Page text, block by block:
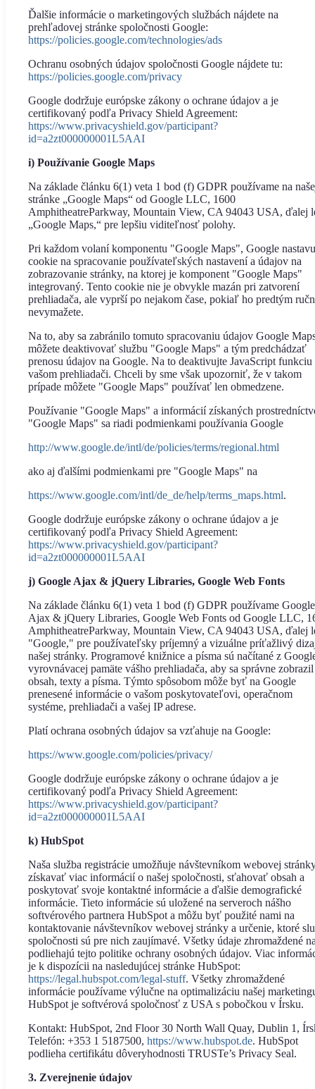
Ďalšie informácie o marketingových službách nájdete na
prehľadovej stránke spoločnosti Google:
https://policies.google.com/technologies/ads
Ochranu osobných údajov spoločnosti Google nájdete tu:
https://policies.google.com/privacy
Google dodržuje európske zákony o ochrane údajov a je
certifikovaný podľa Privacy Shield Agreement:
https://www.privacyshield.gov/participant?
id=a2zt000000001L5AAI
i) Používanie Google Maps
Na základe článku 6(1) veta 1 bod (f) GDPR používame na
stránke „Google Maps“ od Google LLC, 1600
AmphitheatreParkway, Mountain View, CA 94043 USA, ďalej
„Google Maps,“ pre lepšiu viditeľnosť polohy.
Pri každom volaní komponentu "Google Maps", Google
cookie na spracovanie používateľských nastavení a údajov na
zobrazovanie stránky, na ktorej je komponent "Google Maps"
integrovaný. Tento cookie nie je obvykle mazán pri zatvorení
prehliadača, ale vyprší po nejakom čase, pokiaľ ho predtým
nevymažete.
Na to, aby sa zabránilo tomuto spracovaniu údajov Google
môžete deaktivovať službu "Google Maps" a tým predchádzať
prenosu údajov na Google. Na to deaktivujte JavaScript funkciu
vašom prehliadači. Chceli by sme však upozorniť, že v takom
prípade môžete "Google Maps" používať len obmedzene.
Používanie "Google Maps" a informácií získaných
"Google Maps" sa riadi podmienkami používania Google
http://www.google.de/intl/de/policies/terms/regional.html
ako aj ďalšími podmienkami pre "Google Maps" na
https://www.google.com/intl/de_de/help/terms_maps.html.
Google dodržuje európske zákony o ochrane údajov a je
certifikovaný podľa Privacy Shield Agreement:
https://www.privacyshield.gov/participant?
id=a2zt000000001L5AAI
j) Google Ajax & jQuery Libraries, Google Web Fonts
Na základe článku 6(1) veta 1 bod (f) GDPR používame Google
Ajax & jQuery Libraries, Google Web Fonts od Google LLC,
AmphitheatreParkway, Mountain View, CA 94043 USA, ďalej
"Google," pre používateľsky príjemný a vizuálne príťažlivý
našej stránky. Programové knižnice a písma sú načítané z
vyrovnávacej pamäte vášho prehliadača, aby sa správne zobrazil
obsah, texty a písma. Týmto spôsobom môže byť na Google
prenesené informácie o vašom poskytovateľovi, operačnom
systéme, prehliadači a vašej IP adrese.
Platí ochrana osobných údajov sa vzťahuje na Google:
https://www.google.com/policies/privacy/
Google dodržuje európske zákony o ochrane údajov a je
certifikovaný podľa Privacy Shield Agreement:
https://www.privacyshield.gov/participant?
id=a2zt000000001L5AAI
k) HubSpot
Naša služba registrácie umožňuje návštevníkom webovej
získavať viac informácií o našej spoločnosti, sťahovať obsah a
poskytovať svoje kontaktné informácie a ďalšie demografické
informácie. Tieto informácie sú uložené na serveroch nášho
softvérového partnera HubSpot a môžu byť použité nami na
kontaktovanie návštevníkov webovej stránky a určenie, ktoré
spoločnosti sú pre nich zaujímavé. Všetky údaje zhromaždené
podliehajú tejto politike ochrany osobných údajov. Viac
je k dispozícii na nasledujúcej stránke HubSpot:
https://legal.hubspot.com/legal-stuff. Všetky zhromaždené
informácie používame výlučne na optimalizáciu našej
HubSpot je softvérová spoločnosť z USA s pobočkou v Írsku.
Kontakt: HubSpot, 2nd Floor 30 North Wall Quay, Dublin 1,
Telefón: +353 1 5187500, https://www.hubspot.de. HubSpot
podlieha certifikátu dôveryhodnosti TRUSTe’s Privacy Seal.
3. Zverejnenie údajov